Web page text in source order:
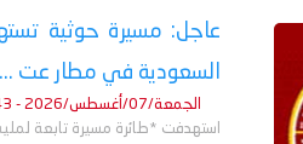
عاجل: مسيرة حوثية
السعودية في مطار عت ...
الجمعة/07/أغسطس/2026 - 10:43 م
استهدفت *طائرة مسيرة تابعة